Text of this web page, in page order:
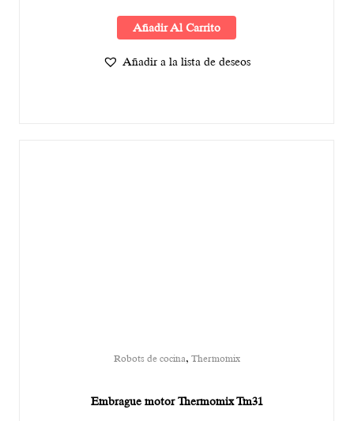
Añadir Al Carrito
Añadir a la lista de deseos
Robots de cocina, Thermomix
Embrague motor Thermomix Tm31